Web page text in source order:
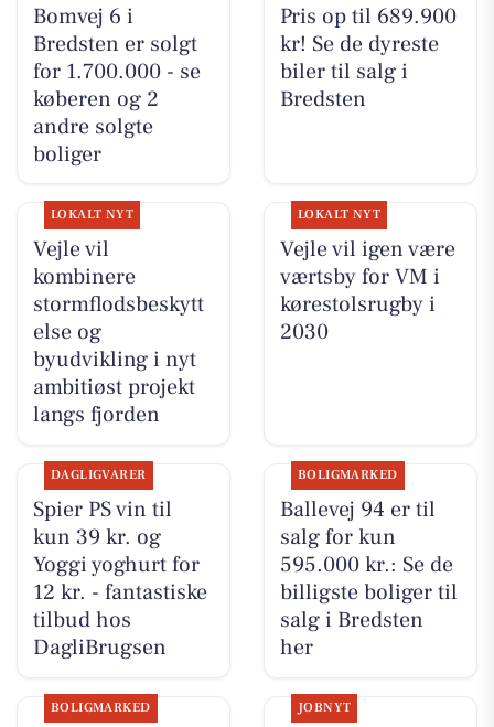
Bomvej 6 i
Bredsten er solgt
for 1.700.000 - se
køberen og 2
andre solgte
boliger
Pris op til 689.900
kr! Se de dyreste
biler til salg i
Bredsten
LOKALT NYT
Vejle vil
kombinere
stormflodsbeskytt
else og
byudvikling i nyt
ambitiøst projekt
langs fjorden
LOKALT NYT
Vejle vil igen være
værtsby for VM i
kørestolsrugby i
2030
DAGLIGVARER
Spier PS vin til
kun 39 kr. og
Yoggi yoghurt for
12 kr. - fantastiske
tilbud hos
DagliBrugsen
BOLIGMARKED
Ballevej 94 er til
salg for kun
595.000 kr.: Se de
billigste boliger til
salg i Bredsten
her
BOLIGMARKED JOBNYT